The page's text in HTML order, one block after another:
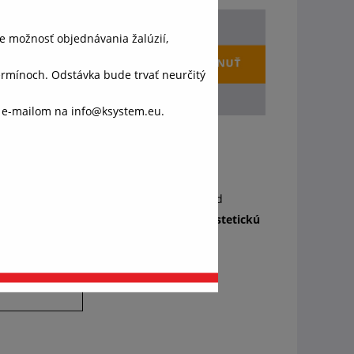
ponúka bezpečnú ochranu pred
estetickú
možnosť objednávania žalúzií,
Odstávka bude trvať neurčitý
mailom na info@ksystem.eu.